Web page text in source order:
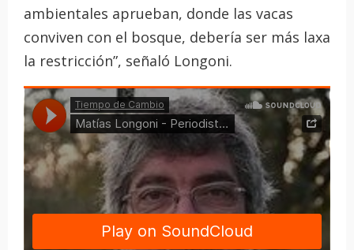
ambientales aprueban, donde las vacas
conviven con el bosque, debería ser más laxa
la restricción”, señaló Longoni.